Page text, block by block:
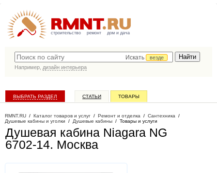
строительство ремонт дом и дача
Искать
везде
Например, дизайн интерьера
ВЫБРАТЬ РАЗДЕЛ СТАТЬИ ТОВАРЫ
RMNT.RU / Каталог товаров и услуг / Ремонт и отделка / Сантехника /
Душевые кабины и уголки / Душевые кабины / Товары и услуги
Душевая кабина Niagara NG
6702-14. Москва